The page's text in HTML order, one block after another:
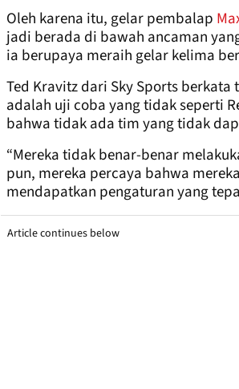
Oleh karena itu, gelar pembalap
jadi berada di bawah ancaman
ia berupaya meraih gelar kelima
Ted Kravitz dari Sky Sports berkata
adalah uji coba yang tidak seperti
bahwa tidak ada tim yang tidak
“Mereka tidak benar-benar
pun, mereka percaya bahwa
mendapatkan pengaturan yang
Article continues below